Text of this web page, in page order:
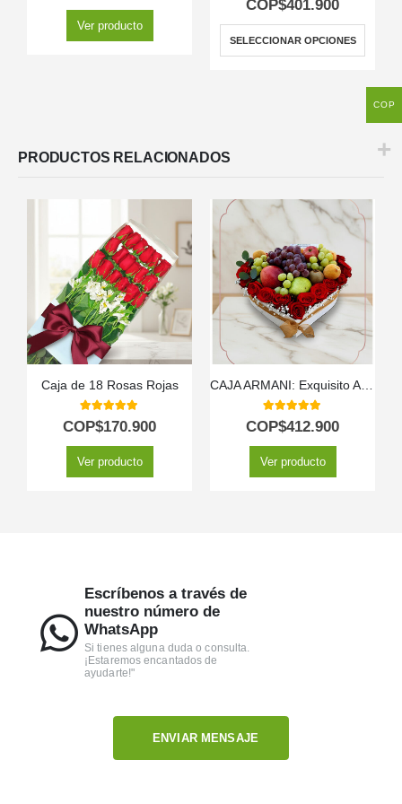
Ver producto
COP$401.900
SELECCIONAR OPCIONES
PRODUCTOS RELACIONADOS
Caja de 18 Rosas Rojas
5.00out of 5
COP$170.900
Ver producto
5.00out of 5
COP$412.900
Ver producto
Escríbenos a través de
nuestro número de
WhatsApp
Si tienes alguna duda o consulta.
¡Estaremos encantados de
ayudarte!"
ENVIAR MENSAJE
COP